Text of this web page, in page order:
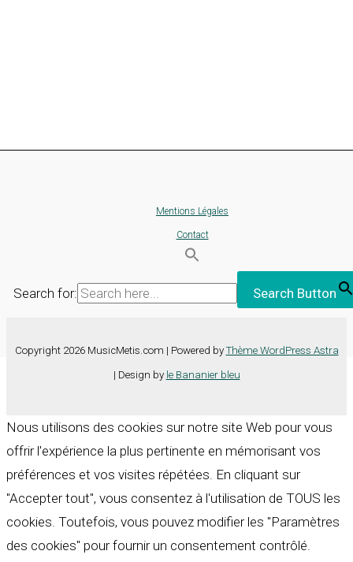
Mentions Légales
Contact
Search for: Search Button
Copyright 2026 MusicMetis.com | Powered by Thème WordPress Astra
| Design by le Bananier bleu
Nous utilisons des cookies sur notre site Web pour vous
offrir l'expérience la plus pertinente en mémorisant vos
préférences et vos visites répétées. En cliquant sur
"Accepter tout", vous consentez à l'utilisation de TOUS les
cookies. Toutefois, vous pouvez modifier les "Paramètres
des cookies" pour fournir un consentement contrôlé.